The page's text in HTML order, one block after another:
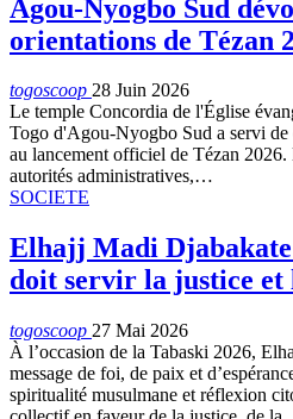
Agou-Nyogbo Sud
orientations de Tézan
togoscoop 28 Juin 2026
Le temple Concordia de l'Église
Togo d'Agou-Nyogbo Sud a servi
au lancement officiel de Tézan
autorités administratives,…
SOCIETE
Elhajj Madi
doit servir la justice et
togoscoop 27 Mai 2026
À l’occasion de la Tabaski 2026,
message de foi, de paix et
spiritualité musulmane et réflexion